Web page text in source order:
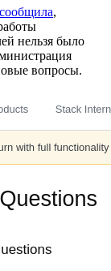
сообщила,
нельзя было
вопросы.